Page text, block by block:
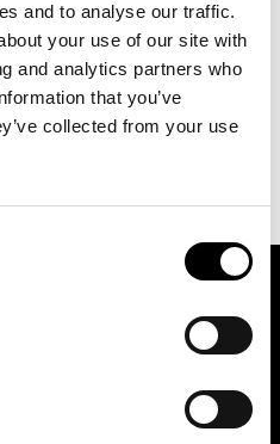
and to analyse our traffic.
your use of our site with
and analytics partners who
that you’ve
collected from your use
INPUT
minuter och delas alltid anonymt.